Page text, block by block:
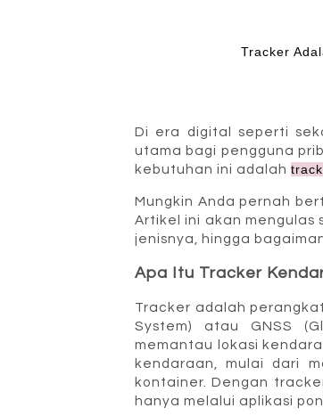
Tracker
Di era digital seperti
utama bagi pengguna
kebutuhan ini adalah
Mungkin Anda pernah
Artikel ini akan
jenisnya, hingga
Apa Itu Tracker
Tracker adalah
System) atau GNSS
memantau lokasi
kendaraan, mulai dari
kontainer. Dengan
hanya melalui aplikasi